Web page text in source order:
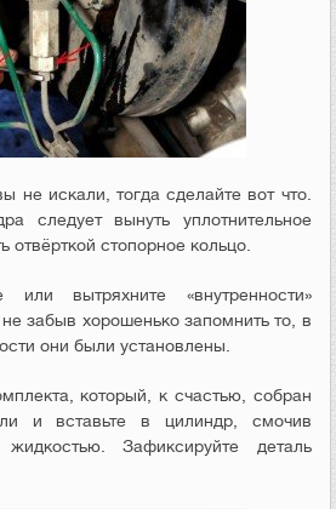
не искали, тогда сделайте вот что.
следует вынуть уплотнительное
отвёрткой стопорное кольцо.
вытряхните «внутренности»
забыв хорошенько запомнить то, в
они были установлены.
который, к счастью, собран
и вставьте в цилиндр, смочив
Зафиксируйте деталь